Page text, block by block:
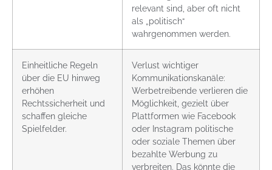
relevant sind, aber oft nicht
als „politisch“
wahrgenommen werden.
Einheitliche Regeln
über die EU hinweg
erhöhen
Rechtssicherheit und
schaffen gleiche
Spielfelder.
Verlust wichtiger
Kommunikationskanäle:
Werbetreibende verlieren die
Möglichkeit, gezielt über
Plattformen wie Facebook
oder Instagram politische
oder soziale Themen über
bezahlte Werbung zu
verbreiten. Das könnte die